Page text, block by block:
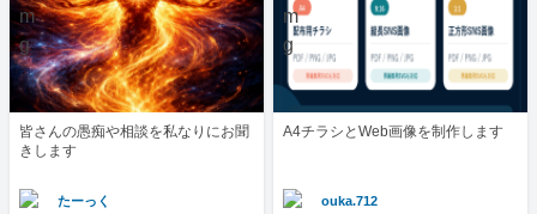
皆さんの愚痴や相談を私なりにお聞
きします
たーっく
A4チラシとWeb画像を制作します
ouka.712